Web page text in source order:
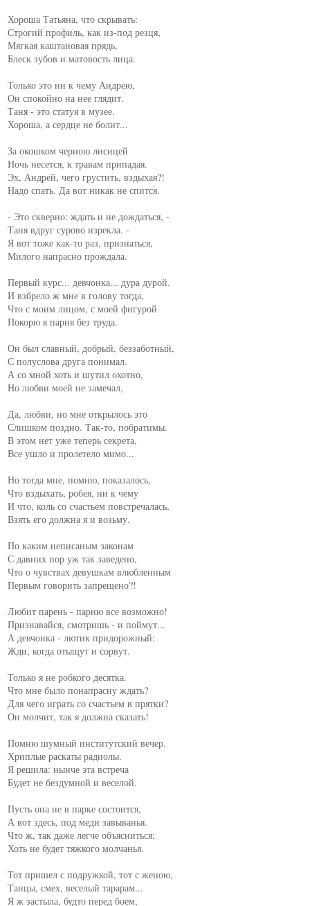
Хороша Татьяна, что скрывать:
Строгий профиль, как из-под резця,
Мягкая каштановая прядь,
Блеск зубов и матовость лица.
Только это ни к чему Андрею,
Он спокойно на нее глядит.
Таня - это статуя в музее.
Хороша, а сердце не болит...
За окошком черною лисицей
Ночь несется, к травам припадая.
Эх, Андрей, чего грустить, вздыхая?!
Надо спать. Да вот никак не спится.
- Это скверно: ждать и не дождаться, -
Таня вдруг сурово изрекла. -
Я вот тоже как-то раз, признаться,
Милого напрасно прождала.
Первый курс... девчонка... дура дурой.
И взбрело ж мне в голову тогда,
Что с моим лицом, с моей фигурой
Покорю я парня без труда.
Он был славный, добрый, беззаботный,
С полуслова друга понимал.
А со мной хоть и шутил охотно,
Но любви моей не замечал,
Да, любви, но мне открылось это
Слишком поздно. Так-то, побратимы.
В этом нет уже теперь секрета,
Все ушло и пролетело мимо...
Но тогда мне, помню, показалось,
Что вздыхать, робея, ни к чему
И что, коль со счастьем повстречалась,
Взять его должна я и возьму.
По каким неписаным законам
С давних пор уж так заведено,
Что о чувствах девушкам влюбленным
Первым говорить запрещено?!
Любит парень - парню все возможно!
Признавайся, смотришь - и поймут...
А девчонка - лютик придорожный:
Жди, когда отыщут и сорвут.
Только я не робкого десятка.
Что мне было понапрасну ждать?
Для чего играть со счастьем в прятки?
Он молчит, так я должна сказать!
Помню шумный институтский вечер.
Хриплые раскаты радиолы.
Я решила: нынче эта встреча
Будет не бездумной и веселой.
Пусть она не в парке состоится,
А вот здесь, под меди завыванья.
Что ж, так даже легче объясниться;
Хоть не будет тяжкого молчанья.
Тот пришел с подружкой, тот с женою,
Танцы, смех, веселый тарарам...
Я ж застыла, будто перед боем,